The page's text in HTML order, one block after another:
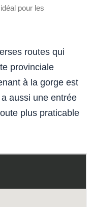
pour les
routes qui
provinciale
à la gorge est
aussi une entrée
plus praticable